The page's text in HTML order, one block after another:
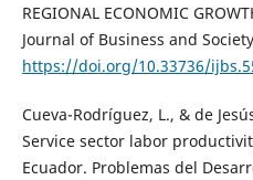
REGIONAL ECONOMIC
Journal of Business and
https://doi.org/10.33736/
Cueva-Rodríguez, L., & de
Service sector labor
Ecuador. Problemas del